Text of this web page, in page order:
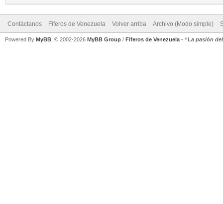
Contáctanos Fiferos de Venezuela Volver arriba Archivo (Modo simple)
Powered By MyBB , © 2002-2026 MyBB Group / Fiferos de Venezuela - “La pasión